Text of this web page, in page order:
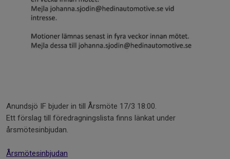
Anundsjö IF bjuder in till Årsmöte 17/3 18:00.
Ett förslag till föredragningslista finns länkat under
årsmötesinbjudan.
Årsmötesinbjudan